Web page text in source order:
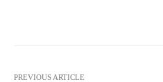
PREVIOUS ARTICLE